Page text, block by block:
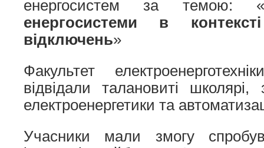
енергосистем за темою: «
енергосистеми в контексті
відключень»
Факультет
відвідали талановиті школярі,
електроенергетики та
Учасники мали змогу